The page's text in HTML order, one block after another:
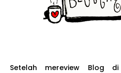
Setelah mereview Blog